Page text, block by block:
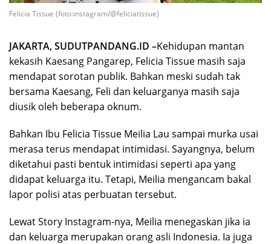
Felicia Tissue (foto:instagram/@feliciatissue)
JAKARTA, SUDUTPANDANG.ID –Kehidupan mantan
kekasih Kaesang Pangarep, Felicia Tissue masih saja
mendapat sorotan publik. Bahkan meski sudah tak
bersama Kaesang, Feli dan keluarganya masih saja
diusik oleh beberapa oknum.
Bahkan Ibu Felicia Tissue Meilia Lau sampai murka usai
merasa terus mendapat intimidasi. Sayangnya, belum
diketahui pasti bentuk intimidasi seperti apa yang
didapat keluarga itu. Tetapi, Meilia mengancam bakal
lapor polisi atas perbuatan tersebut.
Lewat Story Instagram-nya, Meilia menegaskan jika ia
dan keluarga merupakan orang asli Indonesia. Ia juga